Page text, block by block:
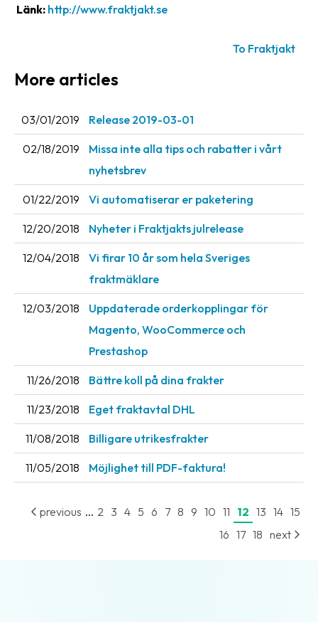
Downloads
Support
About
the
company
About
Fraktjakt
Media
Coworkers
&
archive
Contact
us
Terms
Terms
conditions
Länk: http://www.fraktjakt.se
To Fraktjakt
More articles
03/01/2019 Release 2019-03-01
02/18/2019
Missa inte alla tips och rabatter i vårt
nyhetsbrev
01/22/2019 Vi automatiserar er paketering
12/20/2018 Nyheter i Fraktjakts julrelease
12/04/2018
Vi firar 10 år som hela Sveriges
fraktmäklare
12/03/2018
Uppdaterade orderkopplingar för
Magento, WooCommerce och
Prestashop
11/26/2018 Bättre koll på dina frakter
11/23/2018 Eget fraktavtal DHL
11/08/2018 Billigare utrikesfrakter
11/05/2018 Möjlighet till PDF-faktura!
previous ... 2 3 4 5 6 7 8 9 10 11 12 13 14 15
16 17 18 next